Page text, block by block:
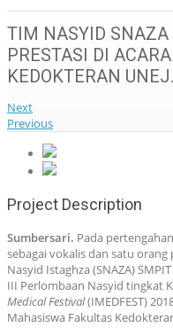
TIM NASYID
PRESTASI DI
KEDOKTERAN UNEJ.
Next
Previous
Project Description
Sumbersari. Pada
sebagai vokalis dan satu
Nasyid Istaghza (SNAZA)
III Perlombaan Nasyid tingkat
Medical Festival(IMEDFEST)
Mahasiswa Fakultas